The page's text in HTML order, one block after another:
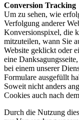
Conversion Tracking
Um zu sehen, wie
Verfolgung anderer
Konversionspixel, die
mitzuteilen, wann Sie
Website geklickt oder
eine
bei einem unserer
Formulare ausgefüllt
Soweit nicht anders
Cookies auch nach
Durch die Nutzung